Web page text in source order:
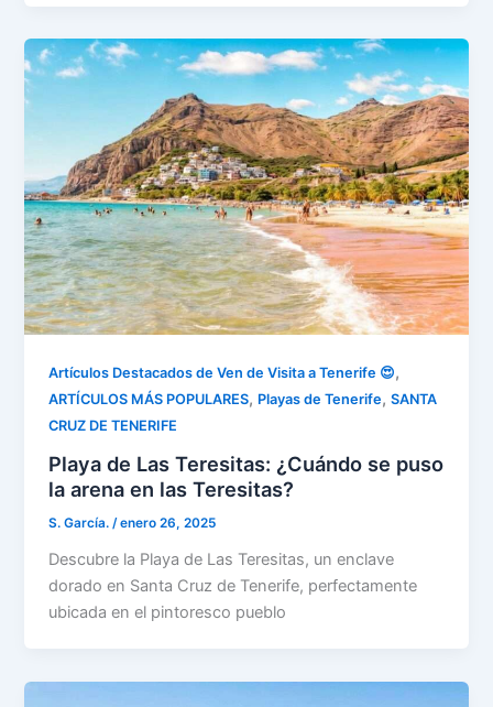
Artículos Destacados de Ven de Visita a Tenerife 😍,
ARTÍCULOS MÁS POPULARES, Playas de Tenerife,SANTA
CRUZ DE TENERIFE
Playa de Las Teresitas: ¿Cuándo se puso
la arena en las Teresitas?
S. García. /enero 26, 2025
Descubre la Playa de Las Teresitas, un enclave
dorado en Santa Cruz de Tenerife, perfectamente
ubicada en el pintoresco pueblo